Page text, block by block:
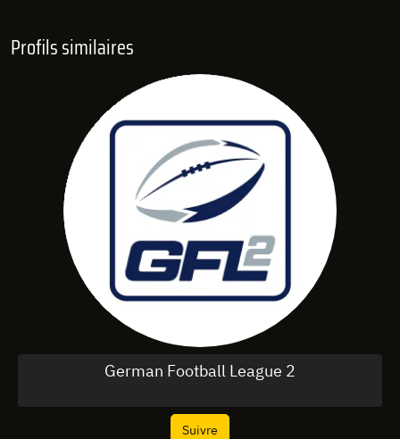
Profils similaires
German Football League 2
Suivre